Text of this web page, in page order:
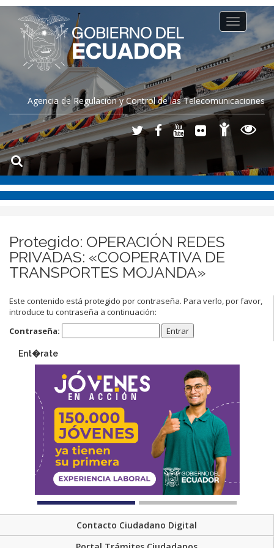
Agencia de Regulación y Control de las Telecomunicaciones
Toggle
navigation
Protegido: OPERACIÓN REDES
PRIVADAS: «COOPERATIVA DE
TRANSPORTES MOJANDA»
Este contenido está protegido por contraseña. Para verlo, por favor,
introduce tu contraseña a continuación:
Contraseña:
Ent�rate
Contacto Ciudadano Digital